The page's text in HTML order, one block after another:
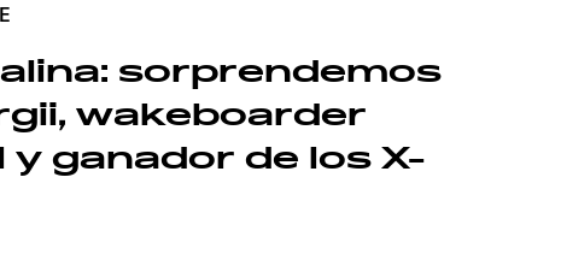
sorprendemos
wakeboarder
ganador de los X-